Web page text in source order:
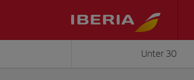
Unter 30